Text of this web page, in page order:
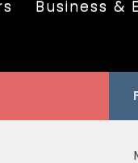
Business &